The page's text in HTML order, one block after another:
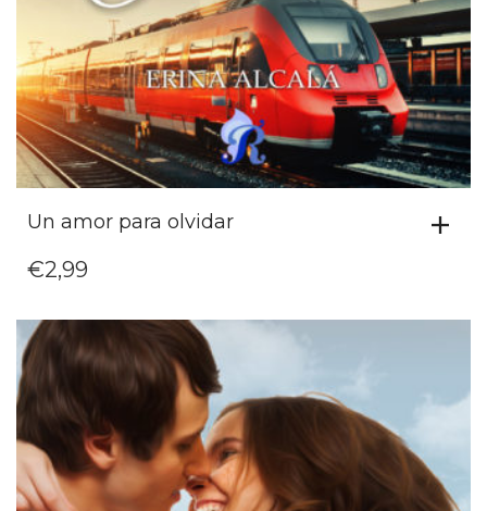
Un amor para olvidar
€2,99